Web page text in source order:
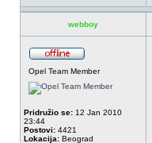
webboy
Opel Team Member
Pridružio se: 12 Jan 2010
23:44
Postovi: 4421
Lokacija: Beograd